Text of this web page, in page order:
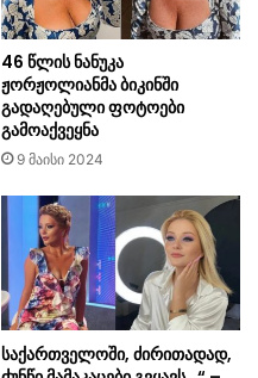
46 წლის ნანუკა
ჟორჟოლიანმა ბიკინში
გადაღებული ფოტოები
გამოაქვეყნა
9 მაისი 2024
საქართველოში, ძირითადად,